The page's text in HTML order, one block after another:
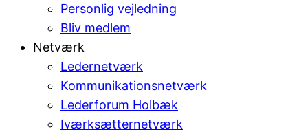
Personlig vejledning
Bliv medlem
Netværk
Ledernetværk
Kommunikationsnetværk
Lederforum Holbæk
Iværksætternetværk